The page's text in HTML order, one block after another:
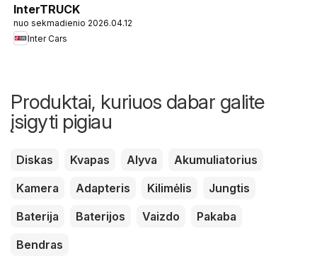
InterTRUCK
nuo sekmadienio 2026.04.12
Inter Cars
Produktai, kuriuos dabar galite
įsigyti pigiau
Diskas Kvapas Alyva
Akumuliatorius
Kamera
Adapteris Kilimėlis
Jungtis
Baterija
Baterijos Vaizdo
Pakaba
Bendras